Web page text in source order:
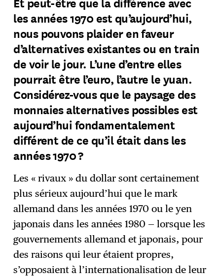
les années 1970 est qu’aujourd’hui,
nous pouvons plaider en faveur
d’alternatives existantes ou en train
de voir le jour. L’une d’entre elles
pourrait être l’euro, l’autre le yuan.
Considérez-vous que le paysage des
monnaies alternatives possibles est
aujourd’hui fondamentalement
différent de ce qu’il était dans les
années 1970 ?
Les « rivaux » du dollar sont certainement
plus sérieux aujourd’hui que le mark
allemand dans les années 1970 ou le yen
japonais dans les années 1980 — lorsque les
gouvernements allemand et japonais, pour
des raisons qui leur étaient propres,
s’opposaient à l’internationalisation de leur